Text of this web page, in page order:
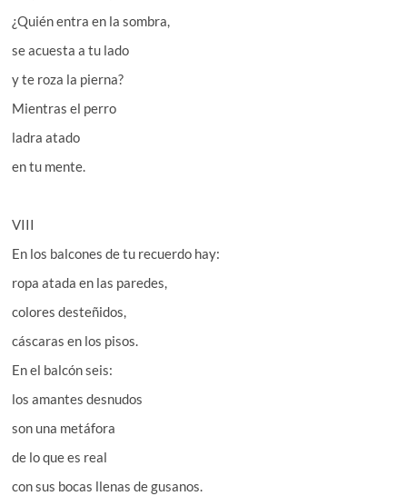
¿Quién entra en la sombra,
se acuesta a tu lado
y te roza la pierna?
Mientras el perro
ladra atado
en tu mente.
VIII
En los balcones de tu recuerdo hay:
ropa atada en las paredes,
colores desteñidos,
cáscaras en los pisos.
En el balcón seis:
los amantes desnudos
son una metáfora
de lo que es real
con sus bocas llenas de gusanos.